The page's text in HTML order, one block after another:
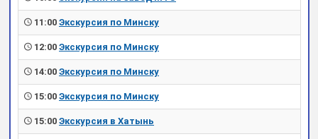
11:00 Экскурсия по Минску
12:00 Экскурсия по Минску
14:00 Экскурсия по Минску
15:00 Экскурсия по Минску
15:00 Экскурсия в Хатынь